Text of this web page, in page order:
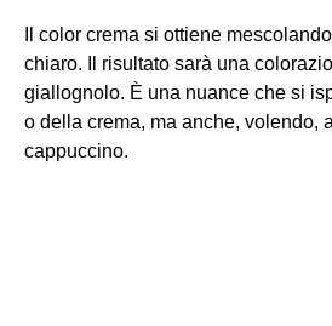
Il color crema si ottiene
chiaro. Il risultato sarà una
giallognolo. È una nuance che si
o della crema, ma anche, volendo,
cappuccino.